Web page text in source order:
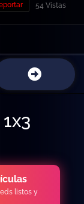
54 Vistas
listos y